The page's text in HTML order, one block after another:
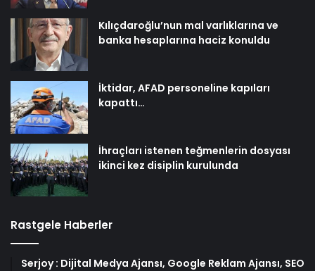
Kılıçdaroğlu’nun mal varlıklarına ve
banka hesaplarına haciz konuldu
İktidar, AFAD personeline kapıları
kapattı…
İhraçları istenen teğmenlerin dosyası
ikinci kez disiplin kurulunda
Rastgele Haberler
Serjoy : Dijital Medya Ajansı, Google Reklam Ajansı, SEO